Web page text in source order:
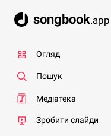
songbook.app
Огляд
Пошук
Медіатека
Зробити слайди